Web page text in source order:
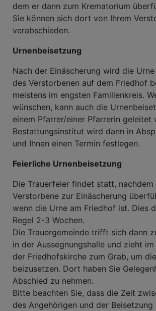
dem er dann zum Krematorium
Sie können sich dort von Ihrem
verabschieden.
Urnenbeisetzung
Nach der Einäscherung wird die
des Verstorbenen auf dem Friedhof
meistens im engsten Familienkreis.
wünschen, kann auch die
einem Pfarrer/einer Pfarrerin geleitet
Bestattungsinstitut wird dann in
und Ihnen einen Termin festlegen.
Feierliche Urnenbeisetzung
Die Trauerfeier findet statt, nachdem
Verstorbene zur Einäscherung
wenn die Urne am Friedhof ist. Dies
Regel 2-3 Wochen.
Die Trauergemeinde trifft sich dann
in der Aussegnungshalle und zieht
der Friedhofskirche zum Grab, um
beizusetzen. Dort haben Sie
Abschied zu nehmen.
Bitte beachten Sie, dass die Zeit
des Angehörigen und der Beisetzung